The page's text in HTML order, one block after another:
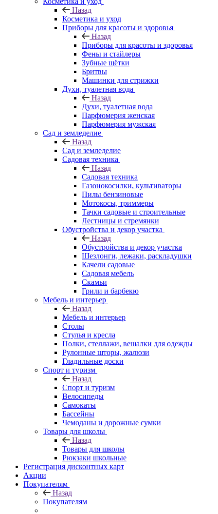
Назад
Косметика и уход
Приборы для красоты и здоровья
Назад
Приборы для красоты и здоровья
Фены и стайлеры
Зубные щётки
Бритвы
Машинки для стрижки
Духи, туалетная вода
Назад
Духи, туалетная вода
Парфюмерия женская
Парфюмерия мужская
Сад и земледелие
Назад
Сад и земледелие
Садовая техника
Назад
Садовая техника
Газонокосилки, культиваторы
Пилы бензиновые
Мотокосы, триммеры
Тачки садовые и строительные
Лестницы и стремянки
Обустройства и декор участка
Назад
Обустройства и декор участка
Шезлонги, лежаки, раскладушки
Качели садовые
Садовая мебель
Скамьи
Грили и барбекю
Мебель и интерьер
Назад
Мебель и интерьер
Столы
Стулья и кресла
Полки, стеллажи, вешалки для одежды
Рулонные шторы, жалюзи
Гладильные доски
Спорт и туризм
Назад
Спорт и туризм
Велосипеды
Самокаты
Бассейны
Чемоданы и дорожные сумки
Товары для школы
Назад
Товары для школы
Рюкзаки школьные
Регистрация дисконтных карт
Акции
Покупателям
Назад
Покупателям